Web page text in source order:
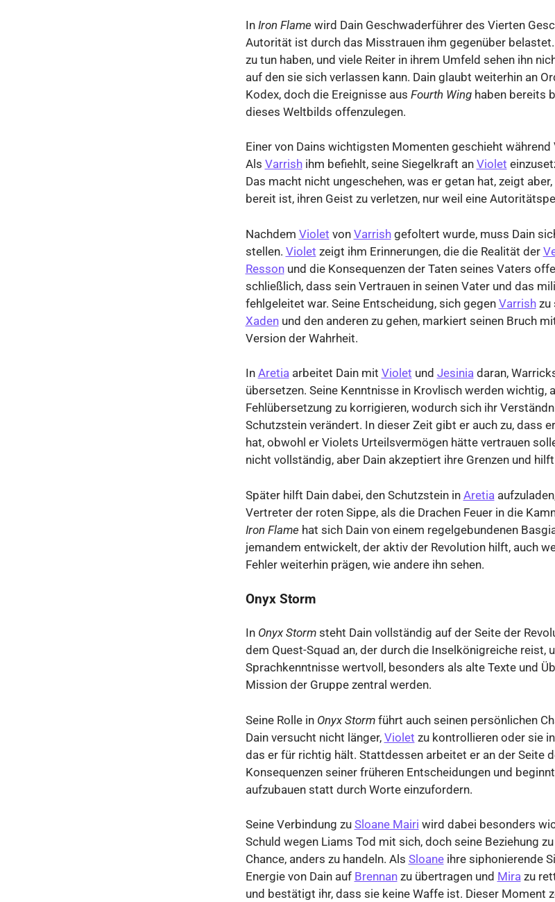
In Iron Flame wird Dain Geschwaderführer des Vierten
Autorität ist durch das Misstrauen ihm gegenüber belastet.
zu tun haben, und viele Reiter in ihrem Umfeld sehen ihn
auf den sie sich verlassen kann. Dain glaubt weiterhin an
Kodex, doch die Ereignisse aus Fourth Winghaben bereits
dieses Weltbilds offenzulegen.
Einer von Dains wichtigsten Momenten geschieht
Als Varrishihm befiehlt, seine Siegelkraft an Violet
Das macht nicht ungeschehen, was er getan hat, zeigt
bereit ist, ihren Geist zu verletzen, nur weil eine
Nachdem Violet von Varrishgefoltert wurde, muss Dain
stellen. Violet zeigt ihm Erinnerungen, die die Realität der
Ressonund die Konsequenzen der Taten seines Vaters
schließlich, dass sein Vertrauen in seinen Vater und das
fehlgeleitet war. Seine Entscheidung, sich gegen Varrishzu
Xadenund den anderen zu gehen, markiert seinen Bruch
Version der Wahrheit.
In Aretiaarbeitet Dain mit Violet und Jesiniadaran,
übersetzen. Seine Kenntnisse in Krovlisch werden wichtig,
Fehlübersetzung zu korrigieren, wodurch sich ihr
Schutzstein verändert. In dieser Zeit gibt er auch zu, dass
hat, obwohl er Violets Urteilsvermögen hätte vertrauen
nicht vollständig, aber Dain akzeptiert ihre Grenzen und
Später hilft Dain dabei, den Schutzstein in Aretia
Vertreter der roten Sippe, als die Drachen Feuer in die
Iron Flame hat sich Dain von einem regelgebundenen
jemandem entwickelt, der aktiv der Revolution hilft, auch
Fehler weiterhin prägen, wie andere ihn sehen.
Onyx Storm
In Onyx Stormsteht Dain vollständig auf der Seite der
dem Quest-Squad an, der durch die Inselkönigreiche reist,
Sprachkenntnisse wertvoll, besonders als alte Texte und
Mission der Gruppe zentral werden.
Seine Rolle in Onyx Stormführt auch seinen persönlichen
Dain versucht nicht länger, Violet zu kontrollieren oder sie
das er für richtig hält. Stattdessen arbeitet er an der Seite
Konsequenzen seiner früheren Entscheidungen und
aufzubauen statt durch Worte einzufordern.
Seine Verbindung zu Sloane Mairi wird dabei besonders
Schuld wegen Liams Tod mit sich, doch seine Beziehung zu
Chance, anders zu handeln. Als Sloaneihre siphonierende
Energie von Dain auf Brennanzu übertragen und Mirazu
und bestätigt ihr, dass sie keine Waffe ist. Dieser Moment